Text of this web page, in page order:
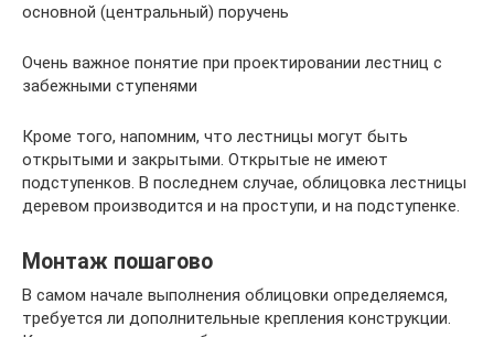
основной (центральный) поручень
Очень важное понятие при проектировании лестниц с
забежными ступенями
Кроме того, напомним, что лестницы могут быть
открытыми и закрытыми. Открытые не имеют
подступенков. В последнем случае, облицовка лестницы
деревом производится и на проступи, и на подступенке.
Монтаж пошагово
В самом начале выполнения облицовки определяемся,
требуется ли дополнительные крепления конструкции.